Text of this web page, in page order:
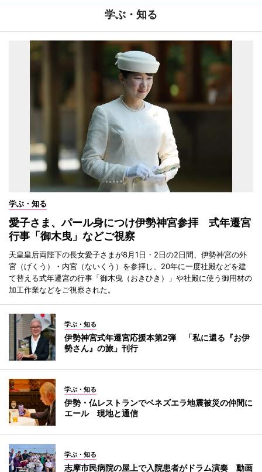
学ぶ・知る
学ぶ・知る
愛子さま、パール身につけ伊勢神宮参拝 式年遷宮
行事「御木曳」などご視察
天皇皇后両陛下の長女愛子さまが8月1日・2日の2日間、伊勢神宮の外
宮（げくう）・内宮（ないくう）を参拝し、20年に一度社殿などを建
て替える式年遷宮の行事「御木曳（おきひき）」や社殿に使う御用材の
加工作業などをご視察された。
学ぶ・知る
伊勢神宮式年遷宮応援本第2弾 「私に還る『お伊
勢さん』の旅」刊行
学ぶ・知る
伊勢・仏レストランでベネズエラ地震被災の仲間に
エール 現地と通信
学ぶ・知る
志摩市民病院の屋上で入院患者がドラム演奏 動画